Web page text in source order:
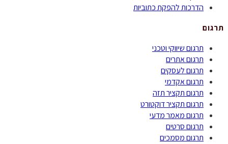
הדרכות להפקת כתוביות
תרגום
תרגום שיווקי וטכני
תרגום אתרים
תרגום לעסקים
תרגום אקדמי
תרגום תקציר תזה
תרגום תקציר דוקטורט
תרגום מאמר מדעי
תרגום סרטים
תרגום מסמכים